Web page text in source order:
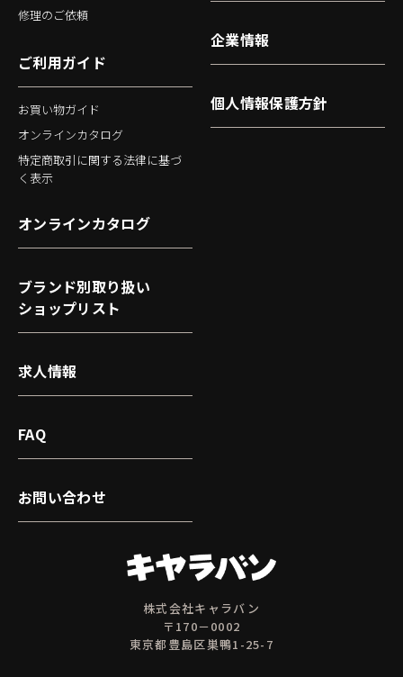
株式会社キャラバン
〒170－0002
東京都豊島区巣鴨1-25-7
修理のご依頼
ご利用ガイド
お買い物ガイド
オンラインカタログ
特定商取引に関する法律に基づ
く表示
企業情報
個人情報保護方針
オンラインカタログ
ブランド別取り扱い
ショップリスト
求人情報
FAQ
お問い合わせ